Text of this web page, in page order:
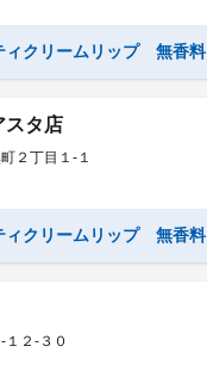
ィクリームリップ 無香料
スタ店
２丁目１-１
ィクリームリップ 無香料
２-３０